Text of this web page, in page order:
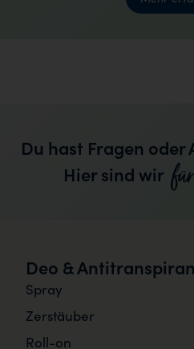
Du hast Fragen oder
Hier sind wir
Deo &
Spray
Zerstäuber
Roll-on